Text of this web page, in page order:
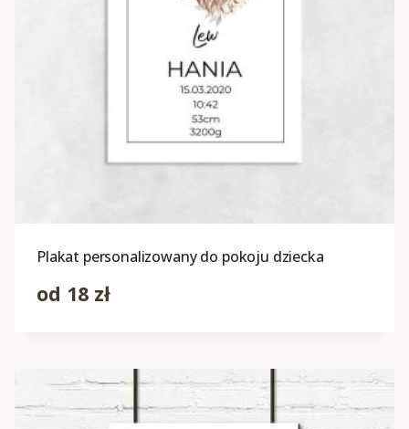
Plakat personalizowany do pokoju dziecka
od 18 zł